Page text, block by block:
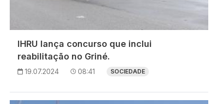
IHRU lança concurso que inclui
reabilitação no Griné.
19.07.2024 08:41 SOCIEDADE